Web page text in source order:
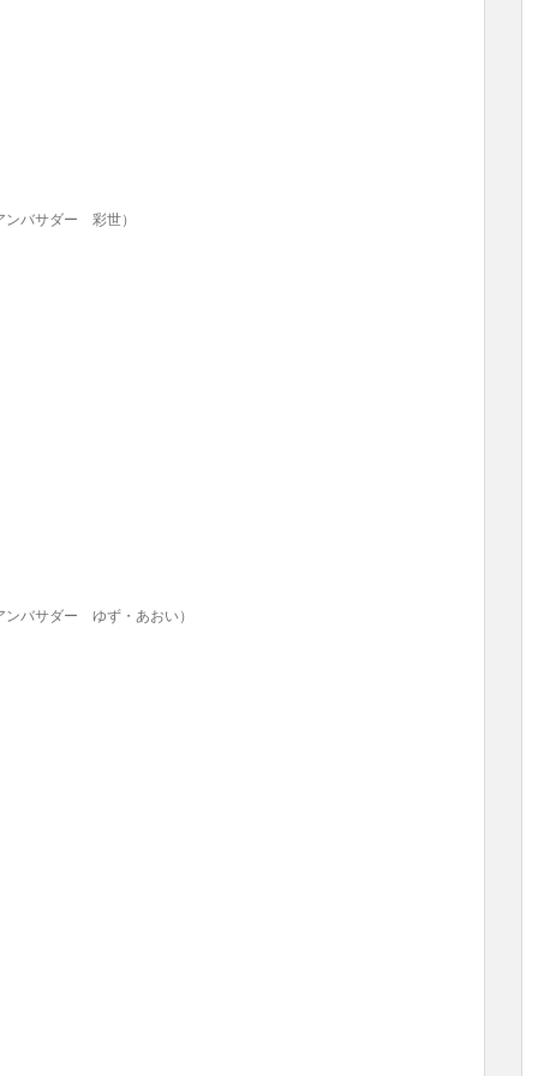
バサダー 彩世）
バサダー ゆず・あおい）